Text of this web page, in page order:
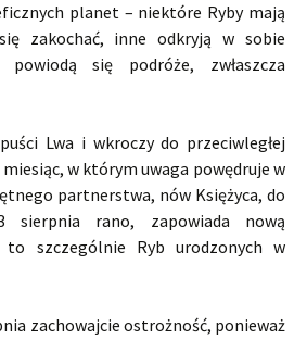
planet – niektóre Ryby mają
zakochać, inne odkryją w sobie
się podróże, zwłaszcza
Lwa i wkroczy do przeciwległej
w którym uwaga powędruje w
partnerstwa, nów Księżyca, do
sierpnia rano, zapowiada nową
to szczególnie Ryb urodzonych w
zachowajcie ostrożność, ponieważ